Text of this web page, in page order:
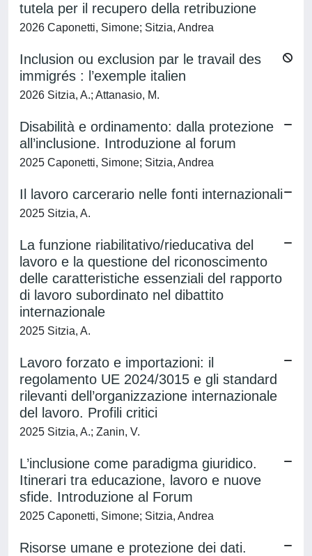
tutela per il recupero della retribuzione
2026 Caponetti, Simone; Sitzia, Andrea
Inclusion ou exclusion par le travail des
immigrés : l’exemple italien
2026 Sitzia, A.; Attanasio, M.
Disabilità e ordinamento: dalla protezione
all’inclusione. Introduzione al forum
2025 Caponetti, Simone; Sitzia, Andrea
Il lavoro carcerario nelle fonti internazionali
2025 Sitzia, A.
La funzione riabilitativo/rieducativa del
lavoro e la questione del riconoscimento
delle caratteristiche essenziali del rapporto
di lavoro subordinato nel dibattito
internazionale
2025 Sitzia, A.
Lavoro forzato e importazioni: il
regolamento UE 2024/3015 e gli standard
rilevanti dell’organizzazione internazionale
del lavoro. Profili critici
2025 Sitzia, A.; Zanin, V.
L’inclusione come paradigma giuridico.
Itinerari tra educazione, lavoro e nuove
sfide. Introduzione al Forum
2025 Caponetti, Simone; Sitzia, Andrea
Risorse umane e protezione dei dati.